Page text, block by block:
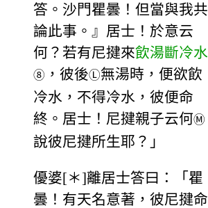
答。沙門瞿曇！但當與我共
論此事。』居士！於意云
何？若有尼揵來飲湯斷冷水
⑧ ，彼後Ⓛ無湯時，便欲飲
冷水，不得冷水，彼便命
終。居士！尼揵親子云何Ⓜ
說彼尼揵所生耶？」
優婆[＊]離居士答曰：「瞿
曇！有天名意著，彼尼揵命